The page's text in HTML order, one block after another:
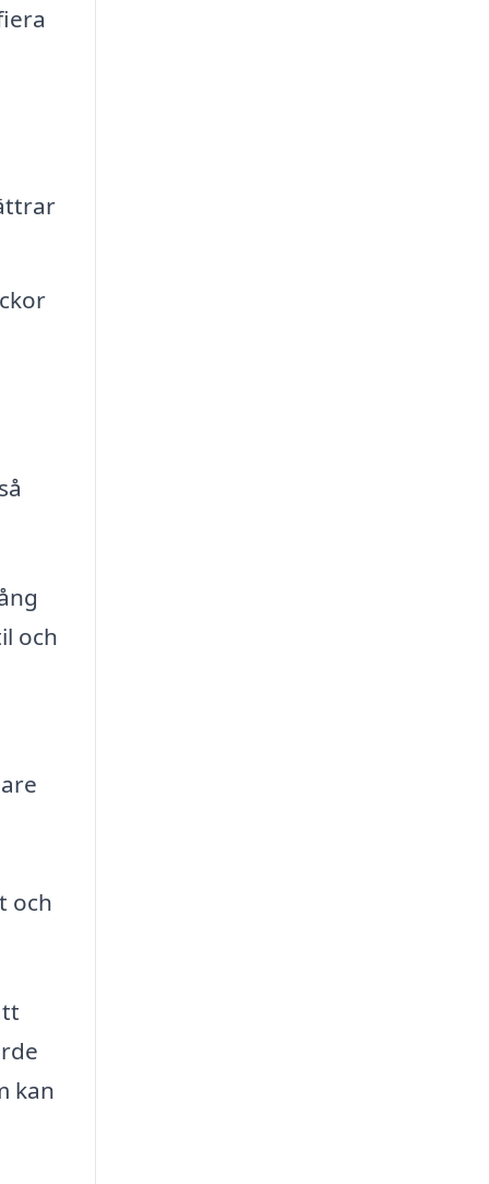
och
och
kan